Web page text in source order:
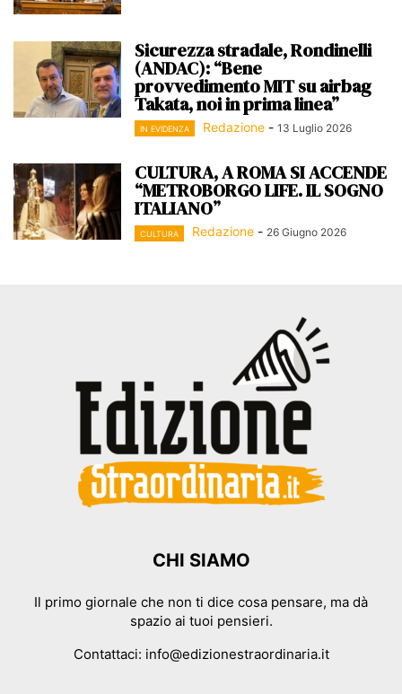
Sicurezza stradale, Rondinelli
(ANDAC): “Bene
provvedimento MIT su airbag
Takata, noi in prima linea”
IN EVIDENZA Redazione - 13 Luglio 2026
CULTURA, A ROMA SI ACCENDE
“METROBORGO LIFE. IL SOGNO
ITALIANO”
CULTURA Redazione - 26 Giugno 2026
CHI SIAMO
Il primo giornale che non ti dice cosa pensare, ma dà
spazio ai tuoi pensieri.
Contattaci: info@edizionestraordinaria.it